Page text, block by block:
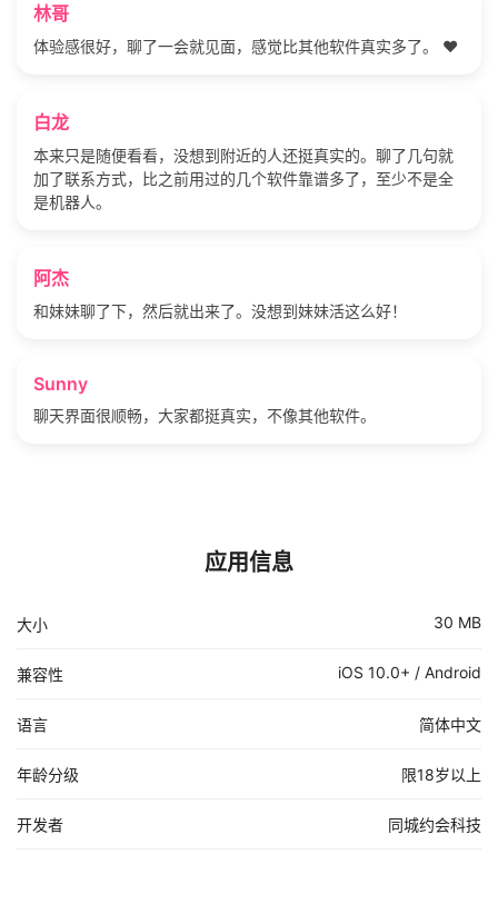
林哥
体验感很好，聊了一会就见面，感觉比其他软件真实多了。 ❤️
白龙
本来只是随便看看，没想到附近的人还挺真实的。聊了几句就
加了联系方式，比之前用过的几个软件靠谱多了，至少不是全
是机器人。
阿杰
和妹妹聊了下，然后就出来了。没想到妹妹活这么好！
Sunny
聊天界面很顺畅，大家都挺真实，不像其他软件。
应用信息
大小 30 MB
兼容性 iOS 10.0+ / Android
语言 简体中文
年龄分级 限18岁以上
开发者 同城约会科技